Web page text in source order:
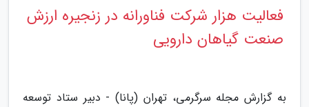
فعالیت هزار شرکت فناورانه در زنجیره ارزش
صنعت گیاهان دارویی
به گزارش مجله سرگرمی، تهران (پانا) - دبیر ستاد توسعه